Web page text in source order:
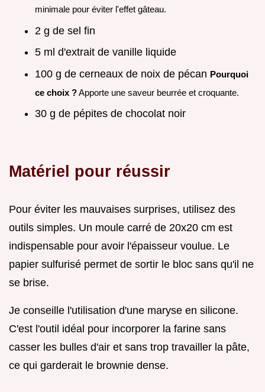
minimale pour éviter l'effet gâteau.
2 g de sel fin
5 ml d'extrait de vanille liquide
100 g de cerneaux de noix de pécan Pourquoi
ce choix ?Apporte une saveur beurrée et croquante.
30 g de pépites de chocolat noir
Matériel pour réussir
Pour éviter les mauvaises surprises, utilisez des
outils simples. Un moule carré de 20x20 cm est
indispensable pour avoir l'épaisseur voulue. Le
papier sulfurisé permet de sortir le bloc sans qu'il ne
se brise.
Je conseille l'utilisation d'une maryse en silicone.
C'est l'outil idéal pour incorporer la farine sans
casser les bulles d'air et sans trop travailler la pâte,
ce qui garderait le brownie dense.